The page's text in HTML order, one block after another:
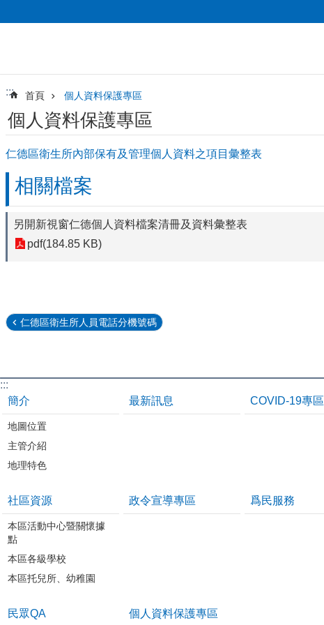
::: 首頁 個人資料保護專區
個人資料保護專區
仁德區衛生所內部保有及管理個人資料之項目彙整表
相關檔案
另開新視窗仁德個人資料檔案清冊及資料彙整表
pdf(184.85 KB)
仁德區衛生所人員電話分機號碼
:::
簡介
地圖位置
主管介紹
地理特色
最新訊息 COVID-19專區
社區資源
本區活動中心暨關懷據
點
本區各級學校
本區托兒所、幼稚園
政令宣導專區 爲民服務
民眾QA 個人資料保護專區